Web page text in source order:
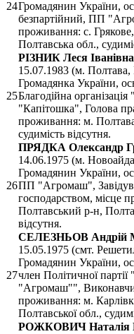
24Громадянин України,
безпартійний, ПП
проживання: с.
Полтавська обл.,
25
РІЗНИК Леся Іванівна
15.07.1983 (м. Полтава,
Громадянка України,
Благодійна
"Капітошка", Голова
проживання: м.
судимість відсутня.
26
ПРЯДКА Олександр
14.06.1975 (м.
Громадянин України,
ПП "Агромаш",
господарством, місце
Полтавський р-н,
відсутня.
27
СЕЛЕЗНЬОВ Андрій
15.05.1975 (смт.
Громадянин України,
член Політичної
"Агромаш"",
проживання: м.
Полтавської обл.,
РОЖКОВИЧ Наталія